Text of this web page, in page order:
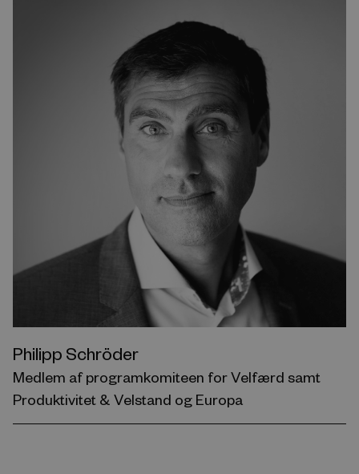
Philipp Schröder
Medlem af programkomiteen for Velfærd samt
Produktivitet & Velstand og Europa